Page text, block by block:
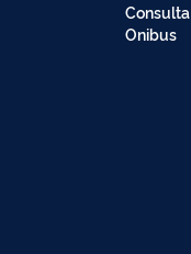
Consulta
Onibus